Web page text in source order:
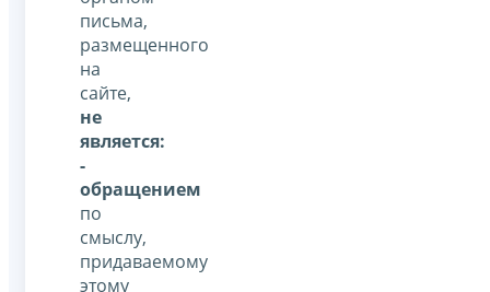
письма,
размещенного
на
сайте,
не
является:
-
обращением
по
смыслу,
придаваемому
этому